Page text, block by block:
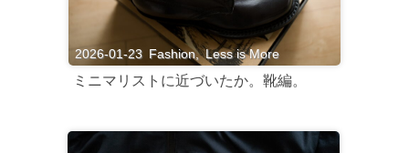
2026-01-23 Fashion, Less is More
ミニマリストに近づいたか。靴編。